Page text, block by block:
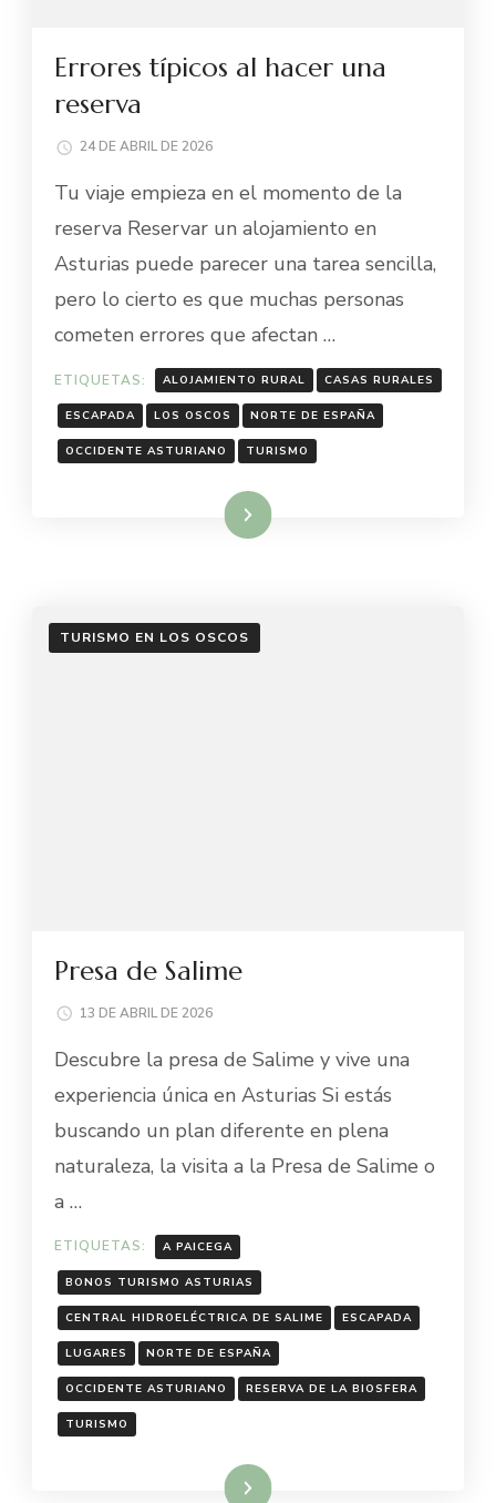
Errores típicos al hacer una
reserva
24 DE ABRIL DE 2026
Tu viaje empieza en el momento de la
reserva Reservar un alojamiento en
Asturias puede parecer una tarea sencilla,
pero lo cierto es que muchas personas
cometen errores que afectan …
ETIQUETAS: ALOJAMIENTO RURAL CASAS RURALES
ESCAPADA LOS OSCOS NORTE DE ESPAÑA
OCCIDENTE ASTURIANO TURISMO
Leer más
TURISMO EN LOS OSCOS
Presa de Salime
13 DE ABRIL DE 2026
Descubre la presa de Salime y vive una
experiencia única en Asturias Si estás
buscando un plan diferente en plena
naturaleza, la visita a la Presa de Salime o
a …
ETIQUETAS: A PAICEGA
BONOS TURISMO ASTURIAS
CENTRAL HIDROELÉCTRICA DE SALIME ESCAPADA
LUGARES NORTE DE ESPAÑA
OCCIDENTE ASTURIANO RESERVA DE LA BIOSFERA
TURISMO
Leer más